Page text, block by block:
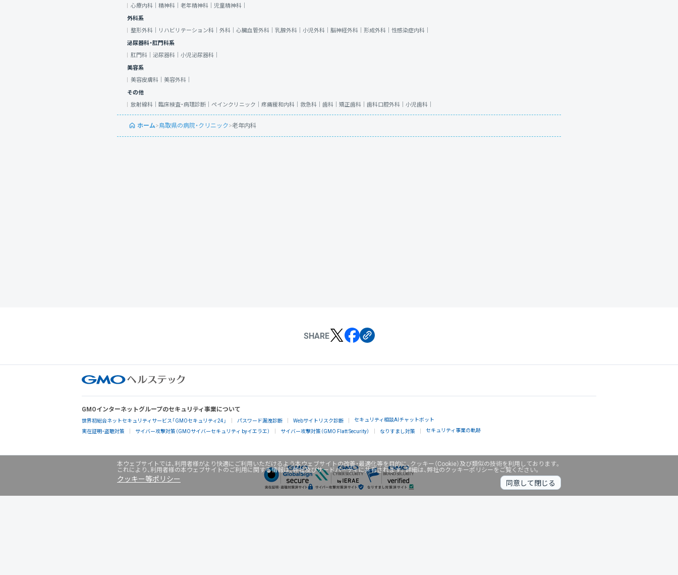
本ウェブサイトでは、利用者様がより快適にご利用いただけるよう本ウェブサイトの改善・最適化等を目的に、クッキー（Cookie）及び類似の技術を利用しております。
これにより、利用者様の本ウェブサイトのご利用に関する情報は、弊社及びサードパーティに共有されます。詳細は、弊社のクッキーポリシーをご覧ください。
クッキー等ポリシー 同意して閉じる
心療内科｜ 精神科｜ 老年精神科｜ 児童精神科｜
外科系
整形外科｜
リハビリテーション科｜ 外科｜ 心臓血管外科｜ 乳腺外科｜ 小児外科｜ 脳神経外科｜ 形成外科｜ 性感染症内科｜
泌尿器科・肛門科系
肛門科｜ 泌尿器科｜ 小児泌尿器科｜
美容系
美容皮膚科｜ 美容外科｜
その他
放射線科｜ 臨床検査・病理診断｜ ペインクリニック｜ 疼痛緩和内科｜ 救急科｜ 歯科｜ 矯正歯科｜ 歯科口腔外科｜ 小児歯科｜
ホーム>鳥取県の病院・クリニック>老年内科
SHARE
GMOインターネットグループのセキュリティ事業について
世界初総合ネットセキュリティサービス「GMOセキュリティ24」 パスワード漏洩診断 Webサイトリスク診断 セキュリティ相談AIチャットボット
実在証明・盗聴対策 サイバー攻撃対策（GMOサイバーセキュリティ byイエラエ） サイバー攻撃対策（GMO Flatt Security） なりすまし対策 セキュリティ事業の軌跡